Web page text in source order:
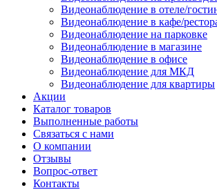
Видеонаблюдение в отеле/
Видеонаблюдение в кафе/
Видеонаблюдение на парковке
Видеонаблюдение в магазине
Видеонаблюдение в офисе
Видеонаблюдение для МКД
Видеонаблюдение для квартиры
Акции
Каталог товаров
Выполненные работы
Связаться с нами
О компании
Отзывы
Вопрос-ответ
Контакты